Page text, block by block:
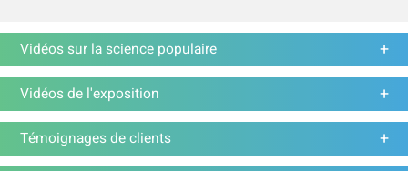
Vidéos sur la science populaire
Vidéos de l'exposition
Témoignages de clients